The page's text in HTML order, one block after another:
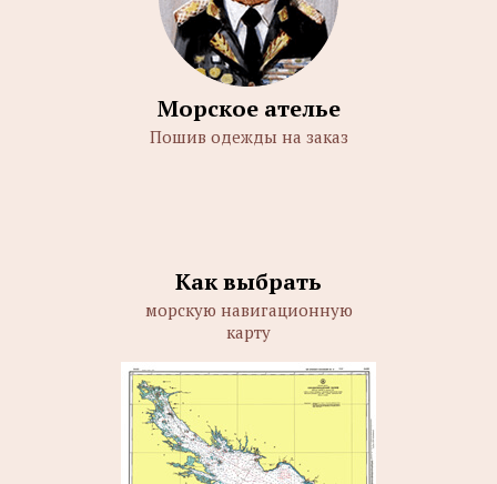
Морское ателье
Пошив одежды на заказ
Как выбрать
морскую навигационную
карту